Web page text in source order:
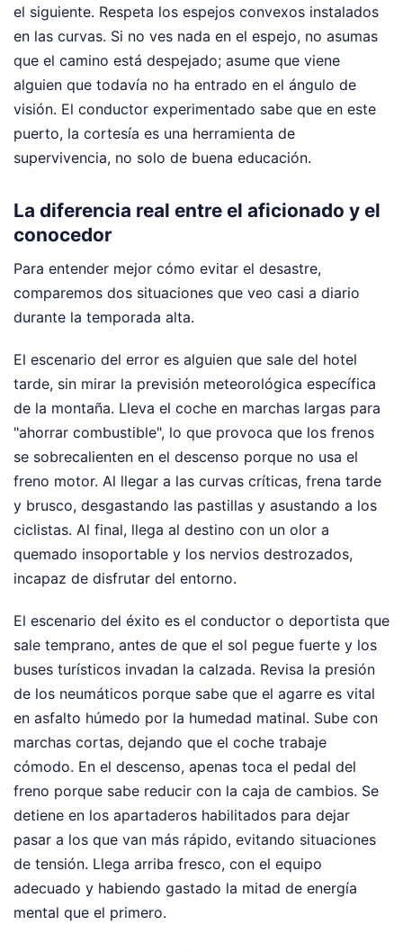
el siguiente. Respeta los espejos convexos instalados
en las curvas. Si no ves nada en el espejo, no asumas
que el camino está despejado; asume que viene
alguien que todavía no ha entrado en el ángulo de
visión. El conductor experimentado sabe que en este
puerto, la cortesía es una herramienta de
supervivencia, no solo de buena educación.
La diferencia real entre el aficionado y el
conocedor
Para entender mejor cómo evitar el desastre,
comparemos dos situaciones que veo casi a diario
durante la temporada alta.
El escenario del error es alguien que sale del hotel
tarde, sin mirar la previsión meteorológica específica
de la montaña. Lleva el coche en marchas largas para
"ahorrar combustible", lo que provoca que los frenos
se sobrecalienten en el descenso porque no usa el
freno motor. Al llegar a las curvas críticas, frena tarde
y brusco, desgastando las pastillas y asustando a los
ciclistas. Al final, llega al destino con un olor a
quemado insoportable y los nervios destrozados,
incapaz de disfrutar del entorno.
El escenario del éxito es el conductor o deportista que
sale temprano, antes de que el sol pegue fuerte y los
buses turísticos invadan la calzada. Revisa la presión
de los neumáticos porque sabe que el agarre es vital
en asfalto húmedo por la humedad matinal. Sube con
marchas cortas, dejando que el coche trabaje
cómodo. En el descenso, apenas toca el pedal del
freno porque sabe reducir con la caja de cambios. Se
detiene en los apartaderos habilitados para dejar
pasar a los que van más rápido, evitando situaciones
de tensión. Llega arriba fresco, con el equipo
adecuado y habiendo gastado la mitad de energía
mental que el primero.